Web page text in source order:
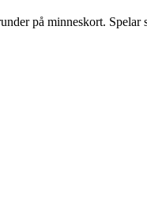
på minneskort. Spelar